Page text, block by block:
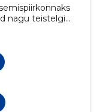
nagu teistelgi
mujal